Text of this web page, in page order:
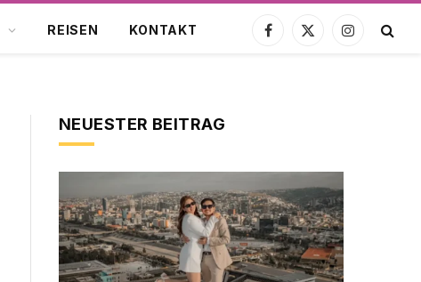
REISEN KONTAKT
Facebook
X
Instagram
NEUESTER BEITRAG